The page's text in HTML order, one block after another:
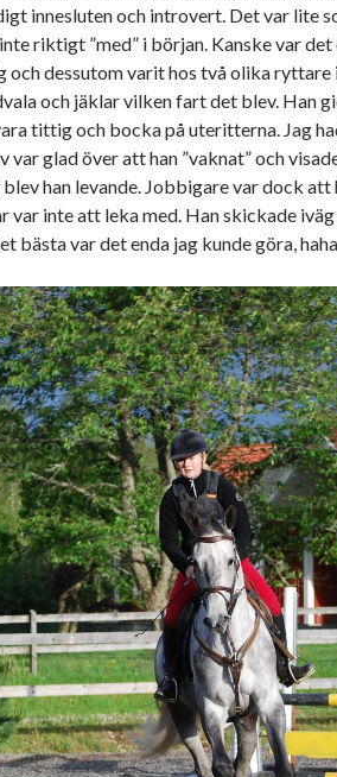
innesluten och introvert. Det var lite
inte riktigt ”med” i början. Kanske var
dessutom varit hos två olika ryttare
och jäklar vilken fart det blev. Han
tittig och bocka på uteritterna. Jag
var glad över att han ”vaknat” och
han levande. Jobbigare var dock att
var inte att leka med. Han skickade
bästa var det enda jag kunde göra,